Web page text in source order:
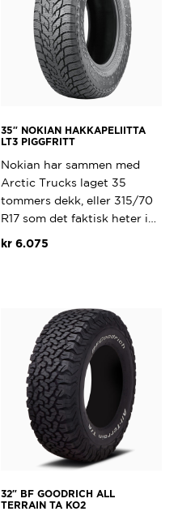
35″ NOKIAN HAKKAPELIITTA
LT3 PIGGFRITT
Nokian har sammen med
Arctic Trucks laget 35
tommers dekk, eller 315/70
R17 som det faktisk heter i…
kr 6.075
32″ BF GOODRICH ALL
TERRAIN TA KO2